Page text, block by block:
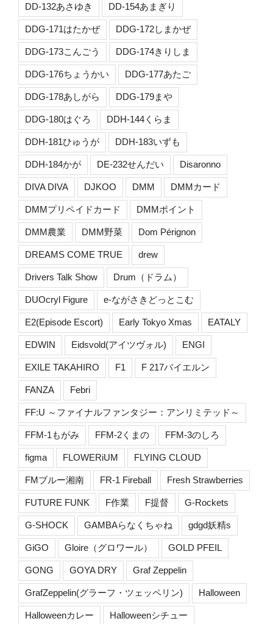
DD-132あさゆき DD-154あまぎり
DDG-171はたかぜ DDG-172しまかぜ
DDG-173こんごう DDG-174きりしま
DDG-176ちょうかい DDG-177あたご
DDG-178あしがら DDG-179まや
DDG-180はぐろ DDH-144くらま
DDH-181ひゅうが DDH-183いずも
DDH-184かが DE-232せんだい Disaronno
DIVA DIVA DJKOO DMM DMMカード
DMMプリペイドカード DMMポイント
DMM農業 DMM野菜 Dom Pérignon
DREAMS COME TRUE drew
Drivers Talk Show Drum（ドラム）
DUOcryl Figure e-ながさきどっとこむ
E2(Episode Escort) Early Tokyo Xmas EATALY
EDWIN Eidsvold(アイツヴォル) ENGI
EXILE TAKAHIRO F1 F 217バイエルン
FANZA Febri
FF:U ～ファイナルファンタジー：アンリミテッド～
FFM-1もがみ FFM-2くまの FFM-3のしろ
figma FLOWERiUM FLYING CLOUD
FMブルー湘南 FR-1 Fireball Fresh Strawberries
FUTURE FUNK F作業 F提督 G-Rockets
G-SHOCK GAMBAらなくちゃね gdgd妖精s
GiGO Gloire（グロワール） GOLD PFEIL
GONG GOYA DRY Graf Zeppelin
GrafZeppelin(グラーフ・ツェッペリン) Halloween
Halloweenカレー Halloweenシチュー